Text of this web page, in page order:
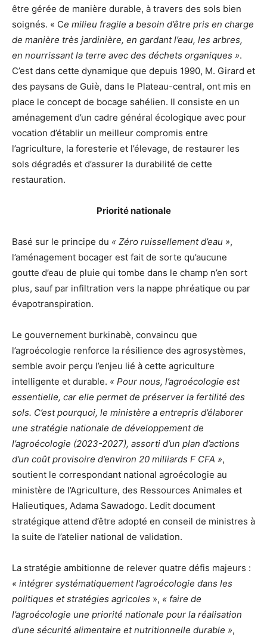
être gérée de manière durable, à travers des sols bien
soignés. « Ce milieu fragile a besoin d’être pris en charge
de manière très jardinière, en gardant l’eau, les arbres,
en nourrissant la terre avec des déchets organiques ».
C’est dans cette dynamique que depuis 1990, M. Girard et
des paysans de Guiè, dans le Plateau-central, ont mis en
place le concept de bocage sahélien. Il consiste en un
aménagement d’un cadre général écologique avec pour
vocation d’établir un meilleur compromis entre
l’agriculture, la foresterie et l’élevage, de restaurer les
sols dégradés et d’assurer la durabilité de cette
restauration.
Priorité nationale
Basé sur le principe du « Zéro ruissellement d’eau »,
l’aménagement bocager est fait de sorte qu’aucune
goutte d’eau de pluie qui tombe dans le champ n’en sort
plus, sauf par infiltration vers la nappe phréatique ou par
évapotranspiration.
Le gouvernement burkinabè, convaincu que
l’agroécologie renforce la résilience des agrosystèmes,
semble avoir perçu l’enjeu lié à cette agriculture
intelligente et durable. « Pour nous, l’agroécologie est
essentielle, car elle permet de préserver la fertilité des
sols. C’est pourquoi, le ministère a entrepris d’élaborer
une stratégie nationale de développement de
l’agroécologie (2023-2027), assorti d’un plan d’actions
d’un coût provisoire d’environ 20 milliards F CFA »,
soutient le correspondant national agroécologie au
ministère de l’Agriculture, des Ressources Animales et
Halieutiques, Adama Sawadogo. Ledit document
stratégique attend d’être adopté en conseil de ministres à
la suite de l’atelier national de validation.
La stratégie ambitionne de relever quatre défis majeurs :
« intégrer systématiquement l’agroécologie dans les
politiques et stratégies agricoles », « faire de
l’agroécologie une priorité nationale pour la réalisation
d’une sécurité alimentaire et nutritionnelle durable »,